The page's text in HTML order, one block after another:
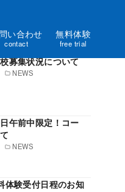
い合わせ
contact
無料体験
free trial
NEWS
募集状況について
NEWS
午前中限定！コー
体験受付日程のお知